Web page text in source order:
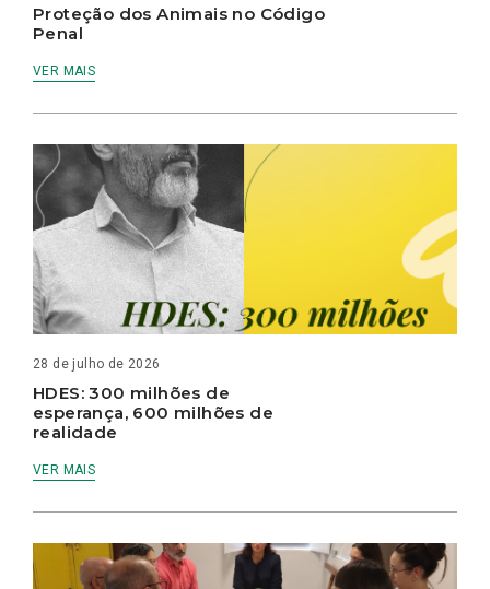
Proteção dos Animais no Código
Penal
VER MAIS
28 de julho de 2026
HDES: 300 milhões de
esperança, 600 milhões de
realidade
VER MAIS